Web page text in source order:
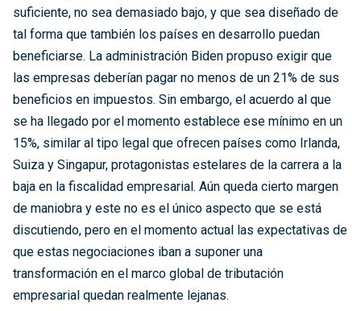
suficiente, no sea demasiado bajo, y que sea diseñado de
tal forma que también los países en desarrollo puedan
beneficiarse. La administración Biden propuso exigir que
las empresas deberían pagar no menos de un 21% de sus
beneficios en impuestos. Sin embargo, el acuerdo al que
se ha llegado por el momento establece ese mínimo en un
15%, similar al tipo legal que ofrecen países como Irlanda,
Suiza y Singapur, protagonistas estelares de la carrera a la
baja en la fiscalidad empresarial. Aún queda cierto margen
de maniobra y este no es el único aspecto que se está
discutiendo, pero en el momento actual las expectativas de
que estas negociaciones iban a suponer una
transformación en el marco global de tributación
empresarial quedan realmente lejanas.